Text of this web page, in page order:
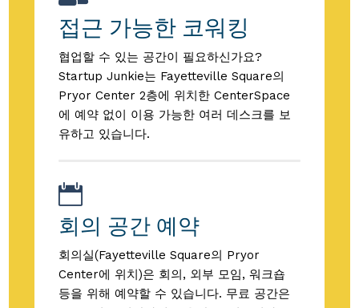
접근 가능한 코워킹
협업할 수 있는 공간이 필요하신가요?
Startup Junkie는 Fayetteville Square의
Pryor Center 2층에 위치한 CenterSpace
에 예약 없이 이용 가능한 여러 데스크를 보
유하고 있습니다.

회의 공간 예약
회의실(Fayetteville Square의 Pryor
Center에 위치)은 회의, 외부 모임, 워크숍
등을 위해 예약할 수 있습니다. 무료 공간은